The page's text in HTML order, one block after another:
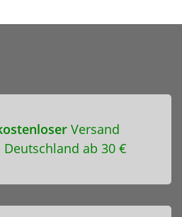
Versand
Deutschland ab 30 €